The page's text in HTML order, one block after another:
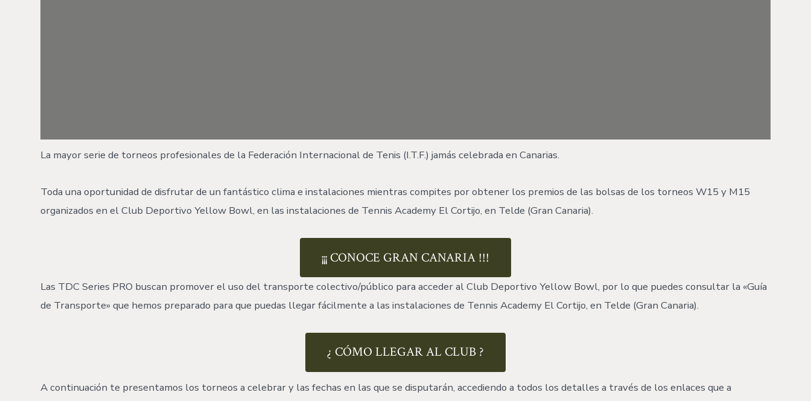
La mayor serie de torneos profesionales de la Federación Internacional de Tenis (I.T.F.) jamás celebrada en Canarias.
Toda una oportunidad de disfrutar de un fantástico clima e instalaciones mientras compites por obtener los premios de las bolsas de los torneos W15 y M15
organizados en el Club Deportivo Yellow Bowl, en las instalaciones de Tennis Academy El Cortijo, en Telde (Gran Canaria).
¡¡¡ CONOCE GRAN CANARIA !!!
Las TDC Series PRO buscan promover el uso del transporte colectivo/público para acceder al Club Deportivo Yellow Bowl, por lo que puedes consultar la «Guía
de Transporte» que hemos preparado para que puedas llegar fácilmente a las instalaciones de Tennis Academy El Cortijo, en Telde (Gran Canaria).
¿ CÓMO LLEGAR AL CLUB ?
A continuación te presentamos los torneos a celebrar y las fechas en las que se disputarán, accediendo a todos los detalles a través de los enlaces que a